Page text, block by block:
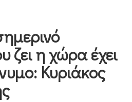
ζει η χώρα έχει
Κυριάκος